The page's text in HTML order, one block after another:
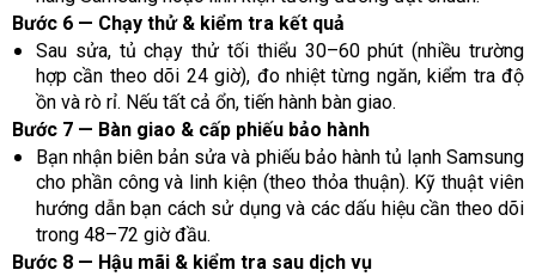
Bước 6 — Chạy thử & kiểm tra kết quả
Sau sửa, tủ chạy thử tối thiểu 30–60 phút (nhiều trường
hợp cần theo dõi 24 giờ), đo nhiệt từng ngăn, kiểm tra độ
ồn và rò rỉ. Nếu tất cả ổn, tiến hành bàn giao.
Bước 7 — Bàn giao & cấp phiếu bảo hành
Bạn nhận biên bản sửa và phiếu bảo hành tủ lạnh Samsung
cho phần công và linh kiện (theo thỏa thuận). Kỹ thuật viên
hướng dẫn bạn cách sử dụng và các dấu hiệu cần theo dõi
trong 48–72 giờ đầu.
Bước 8 — Hậu mãi & kiểm tra sau dịch vụ